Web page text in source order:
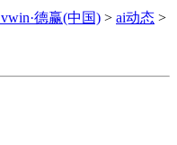
vwin·德赢(中国) > ai动态 >